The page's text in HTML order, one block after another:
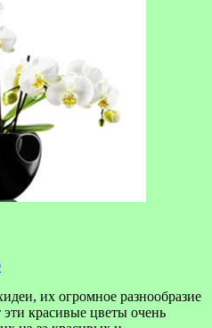
их огромное разнообразие
эти красивые цветы очень